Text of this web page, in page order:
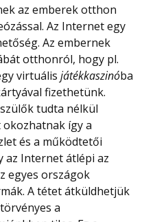
az emberek otthon
Az Internet egy
Az embernek
otthonról, hogy pl.
virtuális játékkaszinóba
fizethetünk.
tudta nélkül
így a
és a működtetői
az Internet átlépi az
egyes országok
A tétet átküldhetjük
a